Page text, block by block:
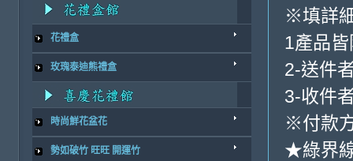
花禮盒
玫瑰泰迪熊禮盒
時尚鮮花盆花
勢如破竹 旺旺 開運竹
※填詳
1產品
2-送件
3-收件
※付款
★綠界